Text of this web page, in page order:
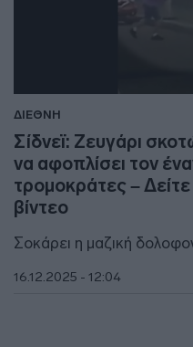
ΔΙΕΘΝΗ
Σίδνεϊ: Ζευγάρι
να αφοπλίσει τον
τρομοκράτες –
βίντεο
Σοκάρει η μαζική
16.12.2025 - 12:04